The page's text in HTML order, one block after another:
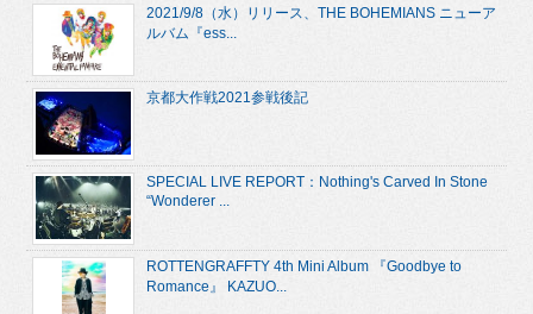
2021/9/8（水）リリース、THE BOHEMIANS ニューア
ルバム『ess...
京都大作戦2021参戦後記
SPECIAL LIVE REPORT：Nothing's Carved In Stone
“Wonderer ...
ROTTENGRAFFTY 4th Mini Album 『Goodbye to
Romance』 KAZUO...